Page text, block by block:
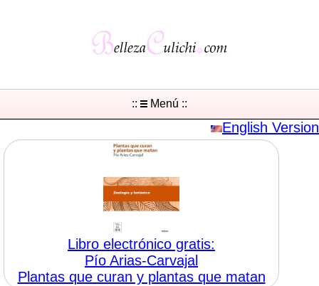
:: Menú ::
English Version
Libro electrónico gratis:
Pío Arias-Carvajal
Plantas que curan y plantas que matan